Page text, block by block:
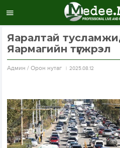
Яаралтай
Яармагийн түгжрэл
Aдмин / Орон нутаг 2025.08.12